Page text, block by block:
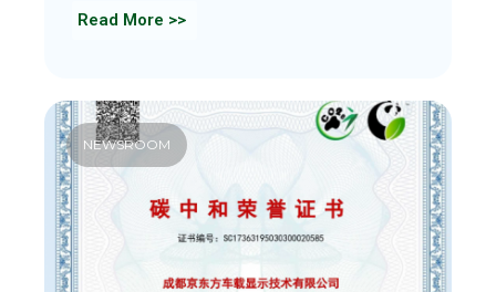
Read More >>
NEWSROOM